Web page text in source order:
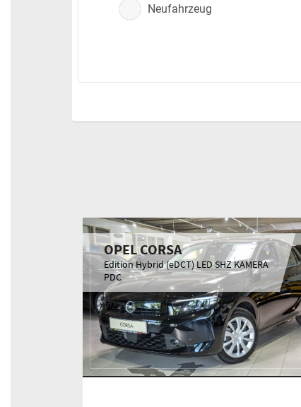
Neufahrzeug
OPEL CORSA
Edition Hybrid (eDCT) LED SHZ KAMERA
PDC